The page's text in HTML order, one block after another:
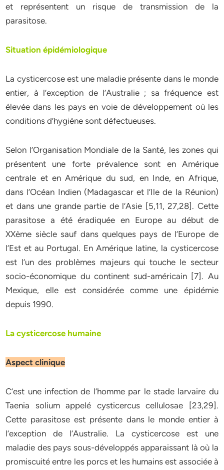
et représentent un risque de transmission de la
parasitose.
Situation épidémiologique
La cysticercose est une maladie présente dans le monde
entier, à l’exception de l’Australie ; sa fréquence est
élevée dans les pays en voie de développement où les
conditions d’hygiène sont défectueuses.
Selon l’Organisation Mondiale de la Santé, les zones qui
présentent une forte prévalence sont en Amérique
centrale et en Amérique du sud, en Inde, en Afrique,
dans l’Océan Indien (Madagascar et l’Ile de la Réunion)
et dans une grande partie de l’Asie [5,11, 27,28]. Cette
parasitose a été éradiquée en Europe au début de
XXème siècle sauf dans quelques pays de l’Europe de
l’Est et au Portugal. En Amérique latine, la cysticercose
est l’un des problèmes majeurs qui touche le secteur
socio-économique du continent sud-américain [7]. Au
Mexique, elle est considérée comme une épidémie
depuis 1990.
La cysticercose humaine
Aspect clinique
C’est une infection de l’homme par le stade larvaire du
Taenia solium appelé cysticercus cellulosae [23,29].
Cette parasitose est présente dans le monde entier à
l’exception de l’Australie. La cysticercose est une
maladie des pays sous-développés apparaissant là où la
promiscuité entre les porcs et les humains est associée à